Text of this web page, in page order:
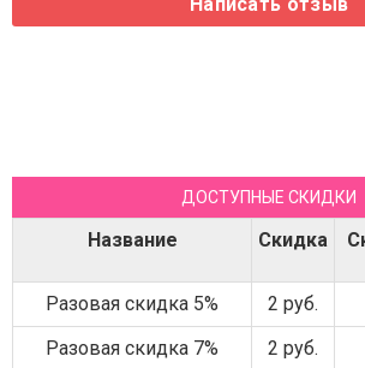
ДОСТУПНЫЕ СКИДКИ
Название Скидка
Разовая скидка 5% 2 руб.
Разовая скидка 7%
2 руб.